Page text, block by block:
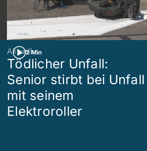
2 Min
Aktuell
Tödlicher Unfall:
Senior stirbt bei Unfall
mit seinem
Elektroroller